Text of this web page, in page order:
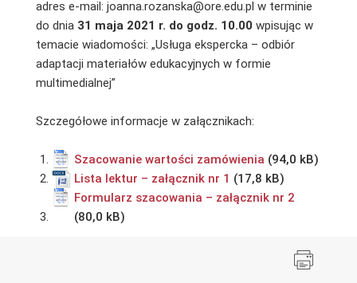
adres e-mail: joanna.rozanska@ore.edu.pl w terminie
do dnia 31 maja 2021 r. do godz. 10.00 wpisując w
temacie wiadomości: „Usługa ekspercka – odbiór
adaptacji materiałów edukacyjnych w formie
multimedialnej”
Szczegółowe informacje w załącznikach:
Szacowanie wartości zamówienia
Lista lektur – załącznik nr 1
Formularz szacowania – załącznik nr 2